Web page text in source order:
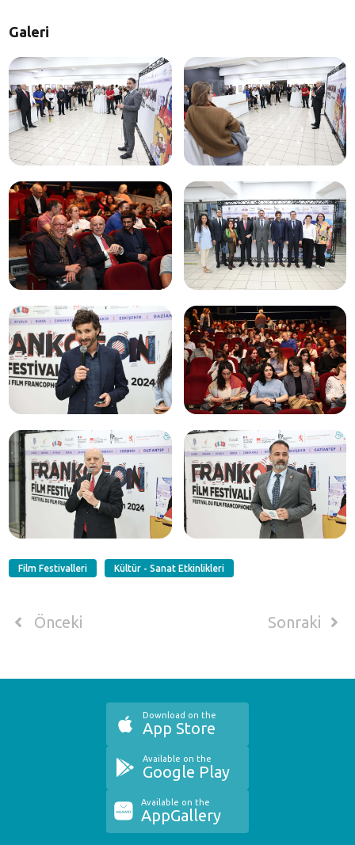
Galeri
Film Festivalleri Kültür - Sanat Etkinlikleri
Önceki Sonraki
Download on the
App Store
Available on the
Google Play
Available on the
AppGallery